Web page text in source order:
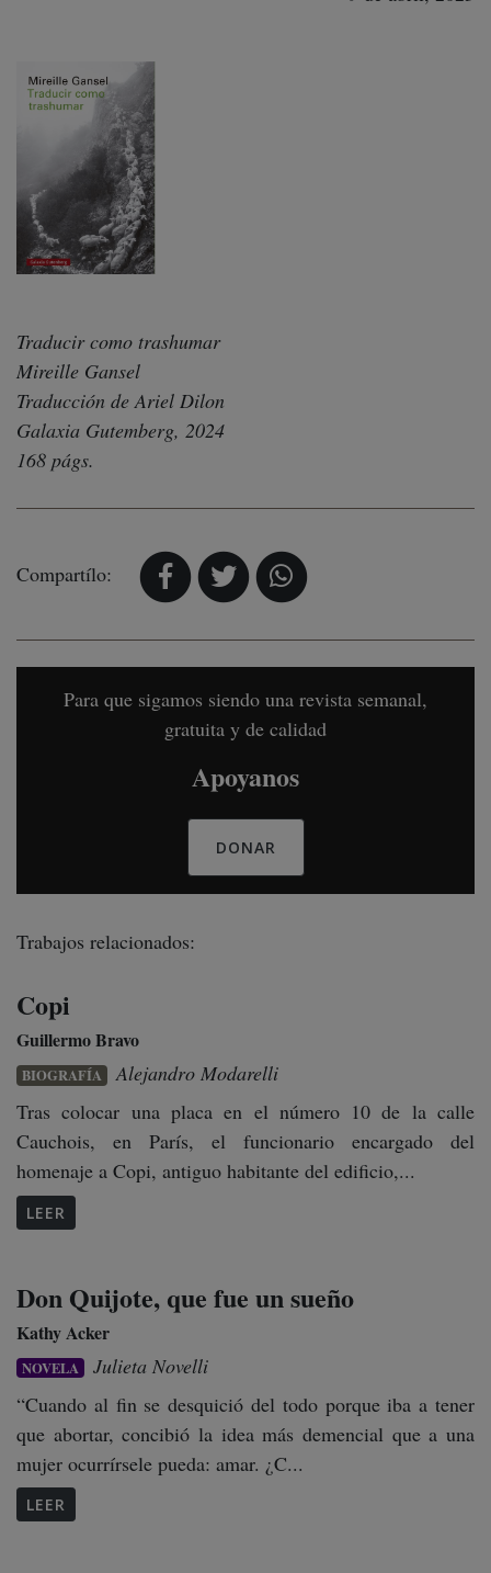
Traducir como trashumar
Mireille Gansel
Traducción de Ariel Dilon
Galaxia Gutemberg, 2024
168 págs.
Compartílo:
Para que sigamos siendo una revista semanal,
gratuita y de calidad
Apoyanos
DONAR
Trabajos relacionados:
Copi
Guillermo Bravo
BIOGRAFÍA
Alejandro Modarelli
Tras colocar una placa en el número 10 de la calle
Cauchois, en París, el funcionario encargado del
homenaje a Copi, antiguo habitante del edificio,...
LEER
Don Quijote, que fue un sueño
Kathy Acker
NOVELA
Julieta Novelli
“Cuando al fin se desquició del todo porque iba a tener
que abortar, concibió la idea más demencial que a una
mujer ocurrírsele pueda: amar. ¿C...
LEER